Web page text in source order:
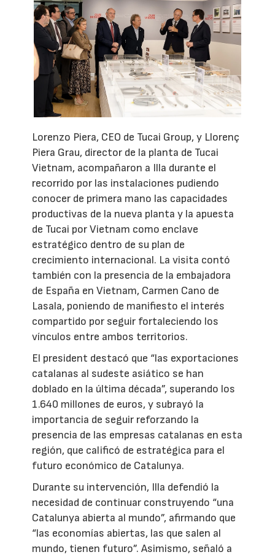
Lorenzo Piera, CEO de Tucai Group, y Llorenç
Piera Grau, director de la planta de Tucai
Vietnam, acompañaron a Illa durante el
recorrido por las instalaciones pudiendo
conocer de primera mano las capacidades
productivas de la nueva planta y la apuesta
de Tucai por Vietnam como enclave
estratégico dentro de su plan de
crecimiento internacional. La visita contó
también con la presencia de la embajadora
de España en Vietnam, Carmen Cano de
Lasala, poniendo de manifiesto el interés
compartido por seguir fortaleciendo los
vínculos entre ambos territorios.
El president destacó que “las exportaciones
catalanas al sudeste asiático se han
doblado en la última década”, superando los
1.640 millones de euros, y subrayó la
importancia de seguir reforzando la
presencia de las empresas catalanas en esta
región, que calificó de estratégica para el
futuro económico de Catalunya.
Durante su intervención, Illa defendió la
necesidad de continuar construyendo “una
Catalunya abierta al mundo”, afirmando que
“las economías abiertas, las que salen al
mundo, tienen futuro”. Asimismo, señaló a